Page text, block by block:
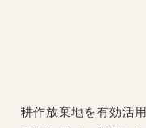
耕作放棄地を有効活